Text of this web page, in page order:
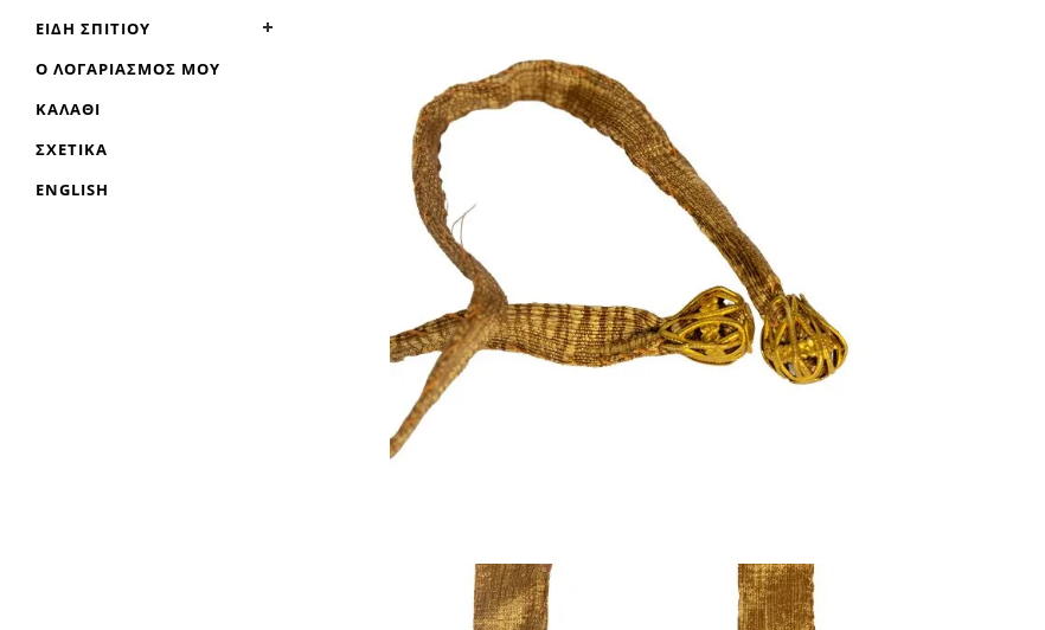
ΕΊΔΗ ΣΠΙΤΙΟΎ
Ο ΛΟΓΑΡΙΑΣΜΌΣ ΜΟΥ
ΚΑΛΆΘΙ
ΣΧΕΤΙΚΆ
ENGLISH